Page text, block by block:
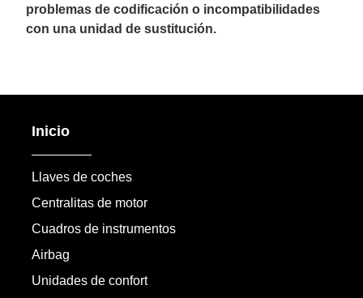
problemas de codificación o incompatibilidades
con una unidad de sustitución.
Inicio
Llaves de coches
Centralitas de motor
Cuadros de instrumentos
Airbag
Unidades de confort